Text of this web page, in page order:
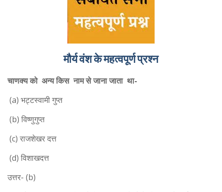
मौर्य वंश के महत्वपूर्ण प्रश्न
चाणक्य को अन्य किस नाम से जाना जाता था-
(a) भट्टस्वामी गुप्त
(b) विष्णुगुप्त
(c) राजशेखर दत्त
(d) विशाखदत्त
उत्तर- (b)